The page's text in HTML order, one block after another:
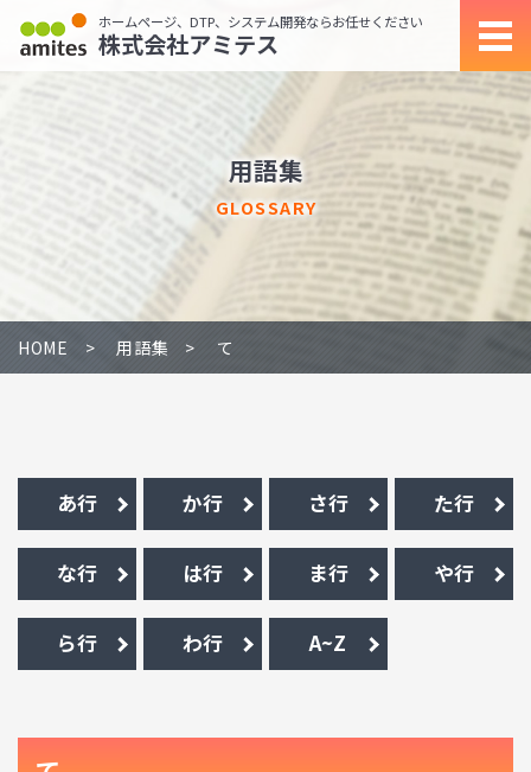
ホームページ、DTP、システム開発ならお任せください
株式会社アミテス
用語集
GLOSSARY
HOME 用語集 て
あ行 か行 さ行 た行
な行 は行 ま行 や行
ら行 わ行 A~Z